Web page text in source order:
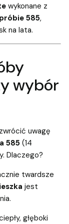
wykonane z
próbie 585,
na lata.
wybór
uwagę
585 (14
Dlaczego?
twardsze
jest
głęboki